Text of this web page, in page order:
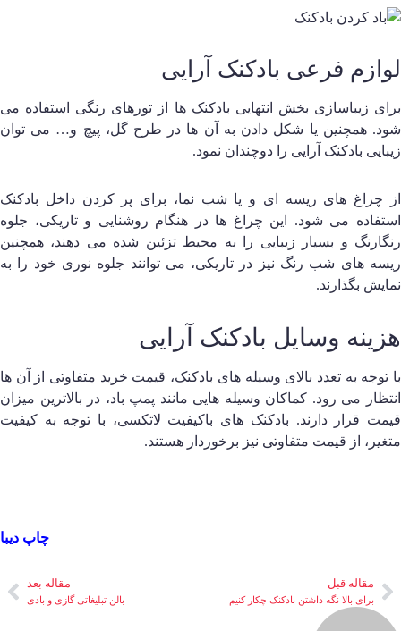
فرعی بادکنک آرایی
زیباسازی بخش انتهایی بادکنک ها از تورهای رنگی استفاده می‌
همچنین یا شکل دادن به آن ها در طرح گل، پیچ و… می‌ توان
بادکنک آرایی را دوچندان نمود.
چراغ های ریسه ای و یا شب نما، برای پر کردن داخل بادکنک
می‌ شود. این چراغ ها در هنگام روشنایی و تاریکی، جلوه
و بسیار زیبایی را به محیط تزئین شده می‌ دهند، همچنین
های شب رنگ نیز در تاریکی، می توانند جلوه نوری خود را به
بگذارند.
وسایل بادکنک آرایی
توجه به تعدد بالای وسیله های بادکنک، قیمت خرید متفاوتی از آن ها
می رود. کماکان وسیله هایی مانند پمپ باد، در بالاترین میزان
قرار دارند. بادکنک های باکیفیت لاتکسی، با توجه به کیفیت
از قیمت متفاوتی نیز برخوردار هستند.
چاپ دیبا
مقاله قبل
برای بالا نگه داشتن بادکنک چکار کنیم
مقاله بعد
بالن تبلیغاتی گازی و بادی